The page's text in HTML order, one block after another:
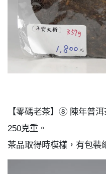
【零碼老茶】⑧ 陳年普
250克重。
茶品取得時模樣，有包裝